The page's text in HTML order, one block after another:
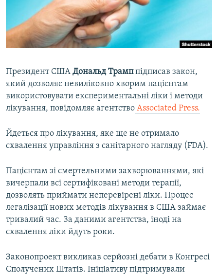
ВІДЕОУРОКИ «ELIFBE»
СВІДЧЕННЯ ОКУПАЦІЇ
УКРАЇНСЬКА ПРОБЛЕМА КРИМУ
Русский
Qırımtatar
Усі сайти RFE/RL
Президент США Дональд Трамппідписав закон,
який дозволяє невиліковно хворим пацієнтам
використовувати експериментальні ліки і методи
лікування, повідомляє агентство Associated Press.
Йдеться про лікування, яке ще не отримало
схвалення управління з санітарного нагляду (FDA).
Пацієнтам зі смертельними захворюваннями, які
вичерпали всі сертифіковані методи терапії,
дозволять приймати неперевірені ліки. Процес
легалізації нових методів лікування в США займає
тривалий час. За даними агентства, іноді на
схвалення ліки йдуть роки.
Законопроект викликав серйозні дебати в Конгресі
Сполучених Штатів. Ініціативу підтримували